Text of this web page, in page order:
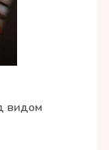
видом